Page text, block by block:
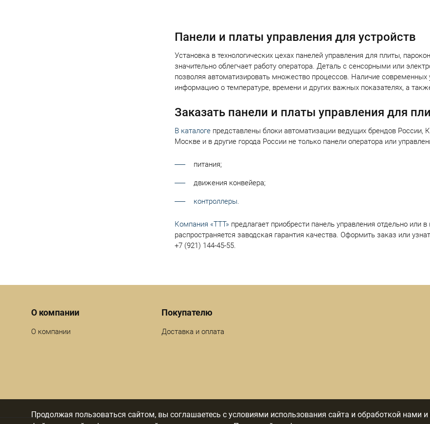
Панели и платы управления для устройств
Установка в технологических цехах панелей управления для плиты,
значительно облегчает работу оператора. Деталь с сенсорными или
позволяя автоматизировать множество процессов. Наличие
информацию о температуре, времени и других важных показателях, а
Заказать панели и платы управления для
В каталоге представлены блоки автоматизации ведущих брендов
Москве и в другие города России не только панели оператора или
питания;
движения конвейера;
контроллеры.
Компания «ТТТ» предлагает приобрести панель управления отдельно
распространяется заводская гарантия качества. Оформить заказ или
+7 (921) 144-45-55.
Menu footer
О компании
О компании
Покупателю
Доставка и оплата
Продолжая пользоваться сайтом, вы соглашаетесь с условиями использования сайта и обработкой нами